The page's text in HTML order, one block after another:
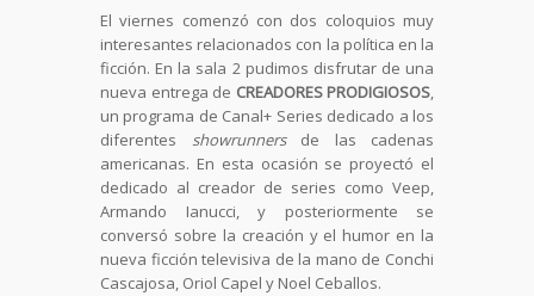
El viernes comenzó con dos coloquios muy
interesantes relacionados con la política en la
ficción. En la sala 2 pudimos disfrutar de una
nueva entrega de CREADORES PRODIGIOSOS,
un programa de Canal+ Series dedicado a los
diferentes showrunnersde las cadenas
americanas. En esta ocasión se proyectó el
dedicado al creador de series como Veep,
Armando Ianucci, y posteriormente se
conversó sobre la creación y el humor en la
nueva ficción televisiva de la mano de Conchi
Cascajosa, Oriol Capel y Noel Ceballos.